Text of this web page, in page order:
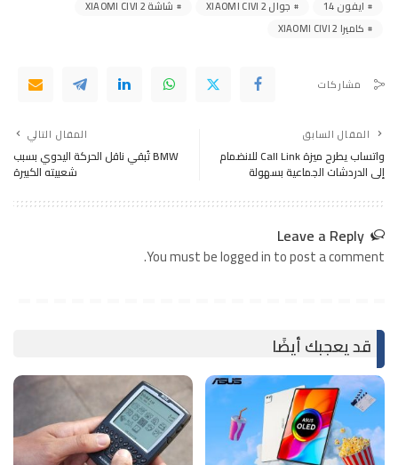
ايفون 14
جوال XIAOMI CIVI 2
شاشة XIAOMI CIVI 2
كاميرا XIAOMI CIVI 2
مشاركات
المقال السابق
واتساب يطرح ميزة Call Link للانضمام
إلى الدردشات الجماعية بسهولة
المقال التالي
BMW تُبقي ناقل الحركة اليدوي بسبب
شعبيته الكبيرة
Leave a Reply
You must be logged in to post a comment.
قد يعجبك أيضًا